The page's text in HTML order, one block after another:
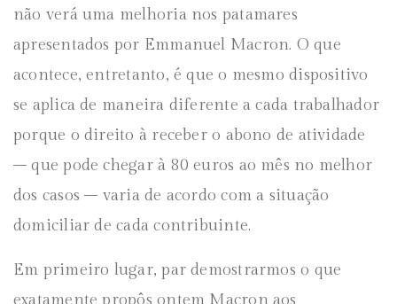
não verá uma melhoria nos patamares
apresentados por Emmanuel Macron. O que
acontece, entretanto, é que o mesmo dispositivo
se aplica de maneira diferente a cada trabalhador
porque o direito à receber o abono de atividade
– que pode chegar à 80 euros ao mês no melhor
dos casos – varia de acordo com a situação
domiciliar de cada contribuinte.
Em primeiro lugar, par demostrarmos o que
exatamente propôs ontem Macron aos